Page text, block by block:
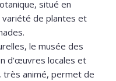
situé en
variété de plantes et
le musée des
d'œuvres locales et
très animé, permet de